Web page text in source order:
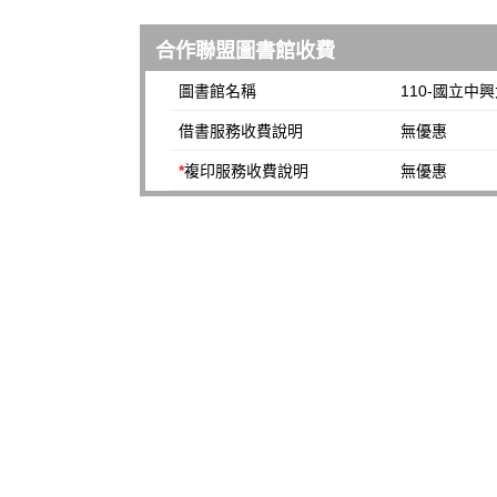
合作聯盟圖書館收費
圖書館名稱 110-國立中
借書服務收費說明 無優惠
*複印服務收費說明 無優惠